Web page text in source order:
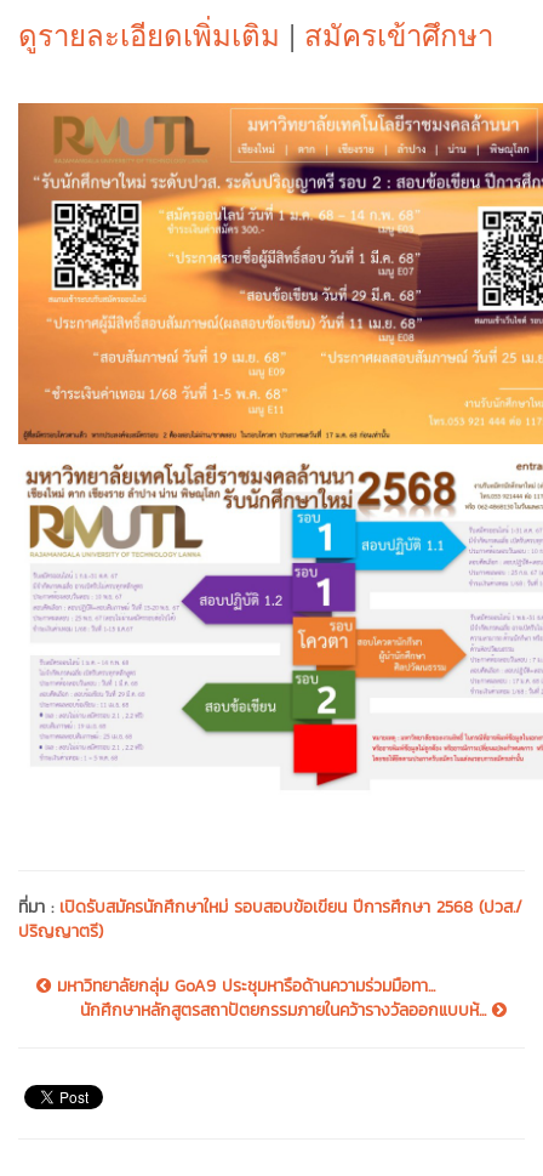
ดูรายละเอียดเพิ่มเติม | สมัครเข้าศึกษา
ที่มา : เปิดรับสมัครนักศึกษาใหม่ รอบสอบข้อเขียน ปีการศึกษา 2568 (ปวส./
ปริญญาตรี)
มหาวิทยาลัยกลุ่ม GoA9 ประชุมหารือด้านความร่วมมือทา...
นักศึกษาหลักสูตรสถาปัตยกรรมภายในคว้ารางวัลออกแบบห้...